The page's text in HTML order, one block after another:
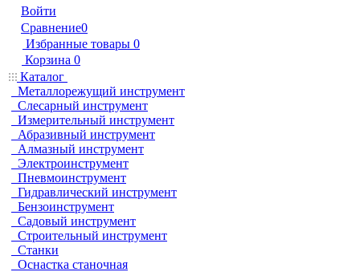
Войти
Сравнение0
Избранные товары 0
Корзина 0
Каталог
Металлорежущий инструмент
Слесарный инструмент
Измерительный инструмент
Абразивный инструмент
Алмазный инструмент
Электроинструмент
Пневмоинструмент
Гидравлический инструмент
Бензоинструмент
Садовый инструмент
Строительный инструмент
Станки
Оснастка станочная